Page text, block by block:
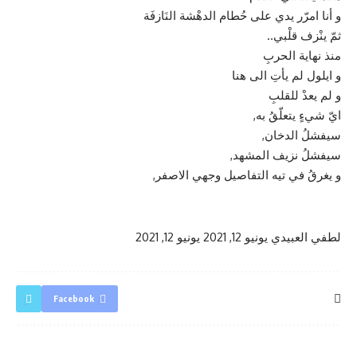
و أنا امرّر يدي على حُطام الدهْشة النَازفَة
ثمّ ينْزف قلْبي..
منذ نهاية الحربِ
و ايلول لم يأتِ الى هنا
و لم يعدْ للقلبِ
ايّ شيءٍ يتعلّقُ به,
سيفشلُ الدخان,
سيفشلُ نزيف المشهد,
و يغرقُ في تيه التفاصيل وجهي الاصفر,
لطفي العبيدي يونيو 12, 2021 يونيو 12, 2021
Facebook